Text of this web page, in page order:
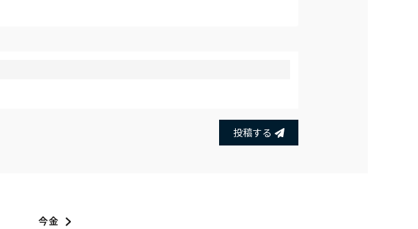
投稿する
今金